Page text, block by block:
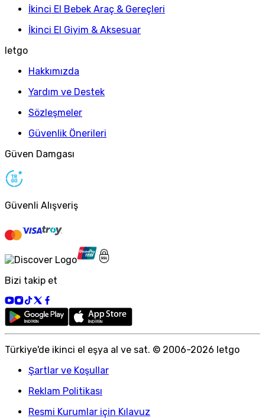
İkinci El Bebek Araç & Gereçleri
İkinci El Giyim & Aksesuar
letgo
Hakkımızda
Yardım ve Destek
Sözleşmeler
Güvenlik Önerileri
Güven Damgası
Güvenli Alışveriş
Bizi takip et
Türkiye'de ikinci el eşya al ve sat. © 2006-2026 letgo
Şartlar ve Koşullar
Reklam Politikası
Resmi Kurumlar için Kılavuz